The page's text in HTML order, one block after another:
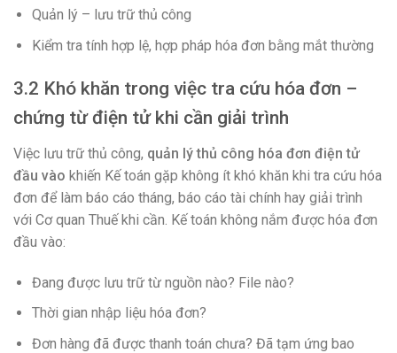
Quản lý – lưu trữ thủ công
Kiểm tra tính hợp lệ, hợp pháp hóa đơn bằng mắt thường
3.2 Khó khăn trong việc tra cứu hóa đơn –
chứng từ điện tử khi cần giải trình
Việc lưu trữ thủ công, quản lý thủ công hóa đơn điện tử
đầu vào khiến Kế toán gặp không ít khó khăn khi tra cứu hóa
đơn để làm báo cáo tháng, báo cáo tài chính hay giải trình
với Cơ quan Thuế khi cần. Kế toán không nắm được hóa đơn
đầu vào:
Đang được lưu trữ từ nguồn nào? File nào?
Thời gian nhập liệu hóa đơn?
Đơn hàng đã được thanh toán chưa? Đã tạm ứng bao